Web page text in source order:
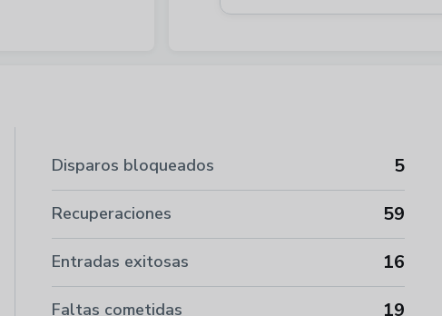
Disparos bloqueados 5
Recuperaciones 59
Entradas exitosas 16
Faltas cometidas 19